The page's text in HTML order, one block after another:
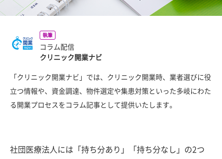
執筆
コラム配信
クリニック開業ナビ
「クリニック開業ナビ」では、クリニック開業時、業者選びに役
立つ情報や、資金調達、物件選定や集患対策といった多岐にわた
る開業プロセスをコラム記事として提供いたします。
社団医療法人には「持ち分あり」「持ち分なし」の2つ